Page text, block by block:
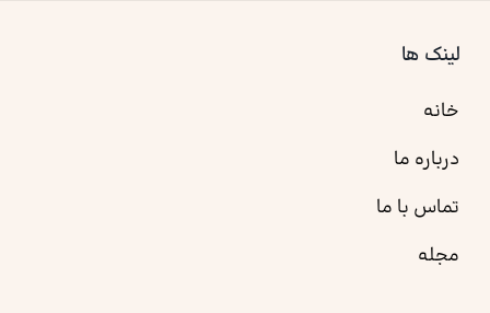
لینک ها
خانه
درباره ما
تماس با ما
مجله